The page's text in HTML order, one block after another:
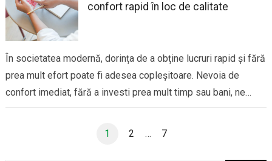
confort rapid în loc de calitate
În societatea modernă, dorința de a obține lucruri rapid și fără
prea mult efort poate fi adesea copleșitoare. Nevoia de
confort imediat, fără a investi prea mult timp sau bani, ne
1 2 … 7